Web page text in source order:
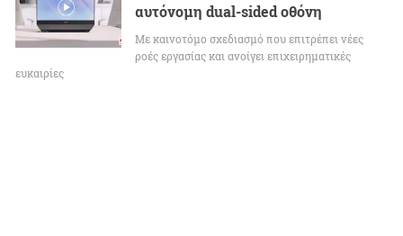
αυτόνομη dual-sided οθόνη
Με καινοτόμο σχεδιασμό που επιτρέπει νέες
ροές εργασίας και ανοίγει επιχειρηματικές
ευκαιρίες